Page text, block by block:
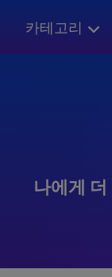
카테고리
나에게